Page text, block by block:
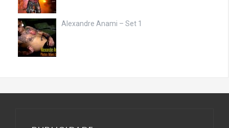
Alexandre Anami – Set 1